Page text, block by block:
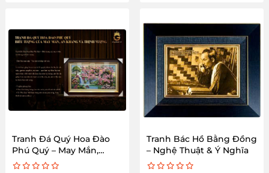
Tranh Đá Quý Hoa Đào
Phú Quý – May Mắn,
Thịnh Vượng
Tranh Bác Hồ Bằng Đồng
– Nghệ Thuật & Ý Nghĩa